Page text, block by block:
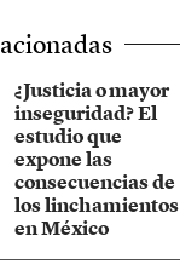
¿Justicia o mayor
inseguridad? El
estudio que
expone las
consecuencias de
los linchamientos
en México